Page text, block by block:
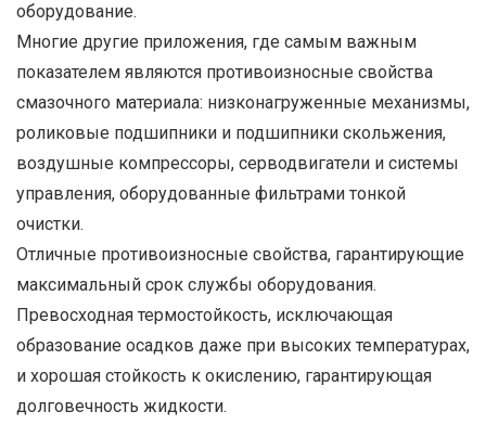
оборудование.
Многие другие приложения, где самым важным
показателем являются противоизносные свойства
смазочного материала: низконагруженные механизмы,
роликовые подшипники и подшипники скольжения,
воздушные компрессоры, серводвигатели и системы
управления, оборудованные фильтрами тонкой
очистки.
Отличные противоизносные свойства, гарантирующие
максимальный срок службы оборудования.
Превосходная термостойкость, исключающая
образование осадков даже при высоких температурах,
и хорошая стойкость к окислению, гарантирующая
долговечность жидкости.